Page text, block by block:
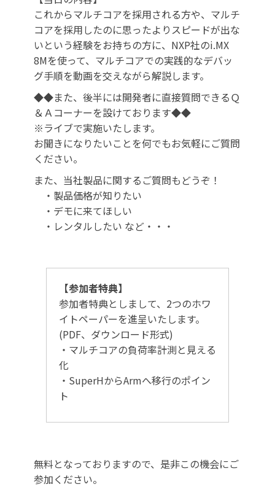
これからマルチコアを採用される方や、マルチ
コアを採用したのに思ったよりスピードが出な
いという経験をお持ちの方に、NXP社のi.MX
8Mを使って、マルチコアでの実践的なデバッ
グ手順を動画を交えながら解説します。
◆◆また、後半には開発者に直接質問できるＱ
＆Ａコーナーを設けております◆◆
※ライブで実施いたします。
お聞きになりたいことを何でもお気軽にご質問
ください。
また、当社製品に関するご質問もどうぞ！
・製品価格が知りたい
・デモに来てほしい
・レンタルしたい など・・・
【参加者特典】
参加者特典としまして、2つのホワ
イトペーパーを進呈いたします。
(PDF、ダウンロード形式)
・マルチコアの負荷率計測と見える
化
・SuperHからArmへ移行のポイン
ト
無料となっておりますので、是非この機会にご
参加ください。